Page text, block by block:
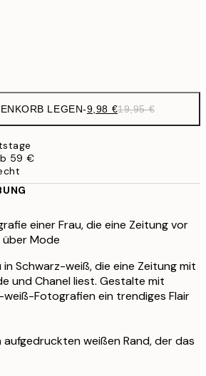
LEGEN-9,98 €19,95 €
59 €
einer Frau, die eine Zeitung vor
Mode
Schwarz-weiß, die eine Zeitung mit
und Chanel liest. Gestalte mit
weiß-Fotografien ein trendiges Flair
weißen Rand, der das